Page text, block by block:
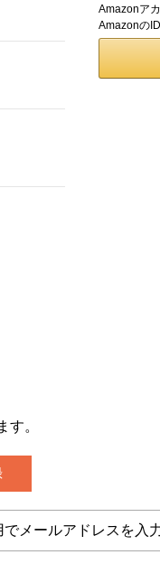
Amazonア
Amazonの
。
ールアドレスを入